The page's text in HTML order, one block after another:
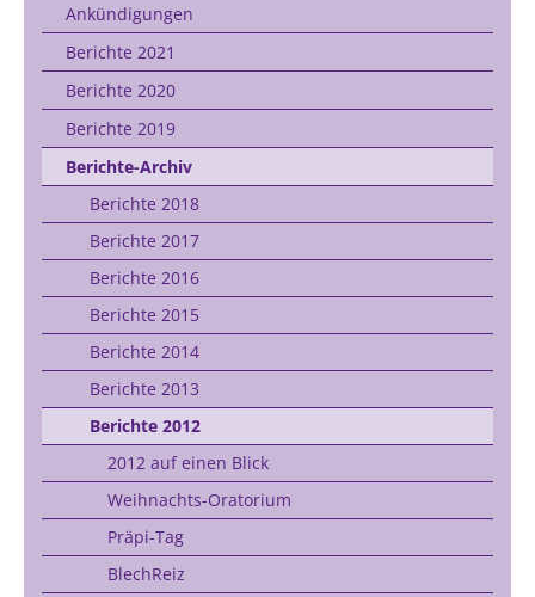
Ankündigungen
Berichte 2021
Berichte 2020
Berichte 2019
Berichte-Archiv
Berichte 2018
Berichte 2017
Berichte 2016
Berichte 2015
Berichte 2014
Berichte 2013
Berichte 2012
2012 auf einen Blick
Weihnachts-Oratorium
Präpi-Tag
BlechReiz